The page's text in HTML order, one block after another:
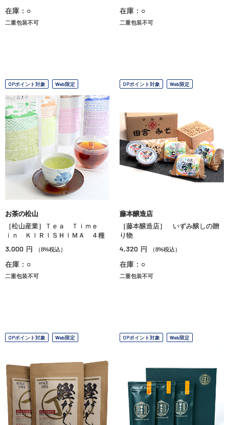
在庫：○
二重包装不可
在庫：○
二重包装不可
OPポイント対象 Web限定
お茶の松山
［松山産業］Ｔｅａ Ｔｉｍｅ
ｉｎ ＫＩＲＩＳＨＩＭＡ ４種
3,000 円 （8%税込）
在庫：○
二重包装不可
OPポイント対象 Web限定
藤本醸造店
［藤本醸造店］ いずみ醸しの贈
り物
4,320 円 （8%税込）
在庫：○
二重包装不可
OPポイント対象 Web限定 OPポイント対象 Web限定